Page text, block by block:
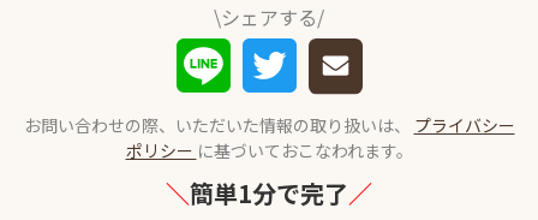
\シェアする/
お問い合わせの際、いただいた情報の取り扱いは、 プライバシー
ポリシー に基づいておこなわれます。
＼簡単1分で完了／